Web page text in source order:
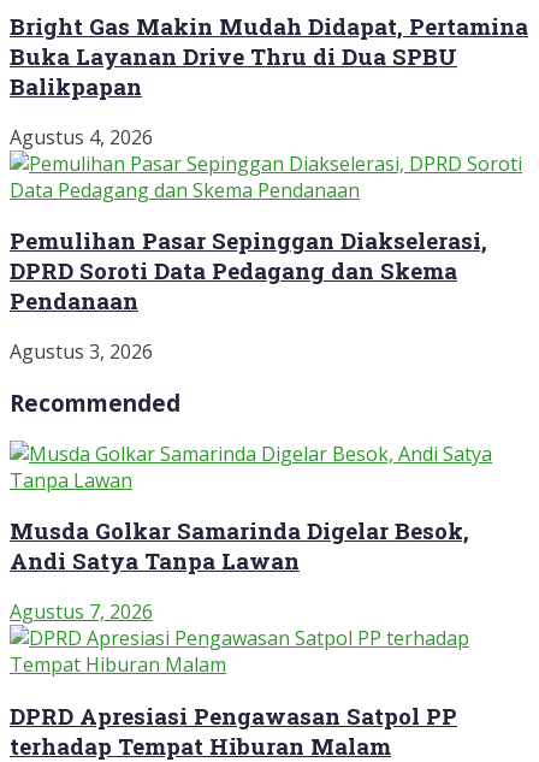
Bright Gas Makin Mudah Didapat, Pertamina
Buka Layanan Drive Thru di Dua SPBU
Balikpapan
Agustus 4, 2026
Pemulihan Pasar Sepinggan Diakselerasi,
DPRD Soroti Data Pedagang dan Skema
Pendanaan
Agustus 3, 2026
Recommended
Musda Golkar Samarinda Digelar Besok,
Andi Satya Tanpa Lawan
Agustus 7, 2026
DPRD Apresiasi Pengawasan Satpol PP
terhadap Tempat Hiburan Malam